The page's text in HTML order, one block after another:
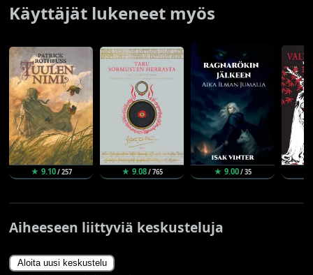
Käyttäjät lukeneet myös
★ 9.10/ 257 ★ 9.08/ 765 ★ 9.00/ 35
Aiheeseen liittyviä keskusteluja
Aloita uusi keskustelu